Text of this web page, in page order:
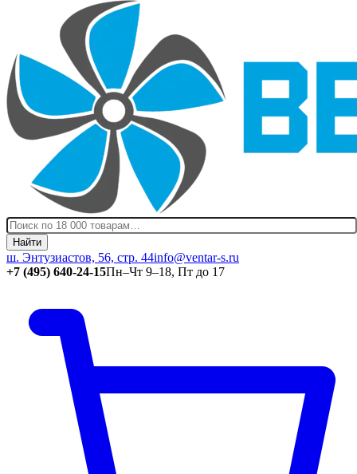
Найти
ш. Энтузиастов, 56, стр. 44info@ventar-s.ru
+7 (495) 640-24-15Пн–Чт 9–18, Пт до 17